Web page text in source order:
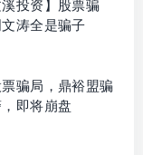
投资】股票骗
涛全是骗子
骗局，鼎裕盟骗
即将崩盘